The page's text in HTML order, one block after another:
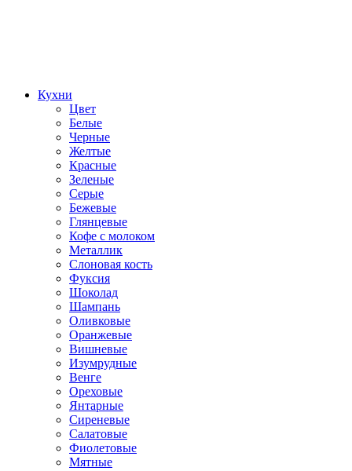
Кухни
Цвет
Белые
Черные
Желтые
Красные
Зеленые
Серые
Бежевые
Глянцевые
Кофе с молоком
Металлик
Слоновая кость
Фуксия
Шоколад
Шампань
Оливковые
Оранжевые
Вишневые
Изумрудные
Венге
Ореховые
Янтарные
Сиреневые
Салатовые
Фиолетовые
Мятные